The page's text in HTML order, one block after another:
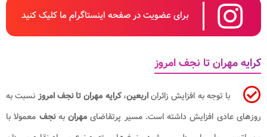
برای عضویت در صفحه اینستاگرام ما کلیک کنید
کرایه مهران تا نجف امروز
با توجه به افزایش زائراناربعین،کرایه مهران تا نجف امروزنسبت به
روزهای عادی افزایش داشته است. مسیر پرتقاضای مهرانبهنجف معمولا با